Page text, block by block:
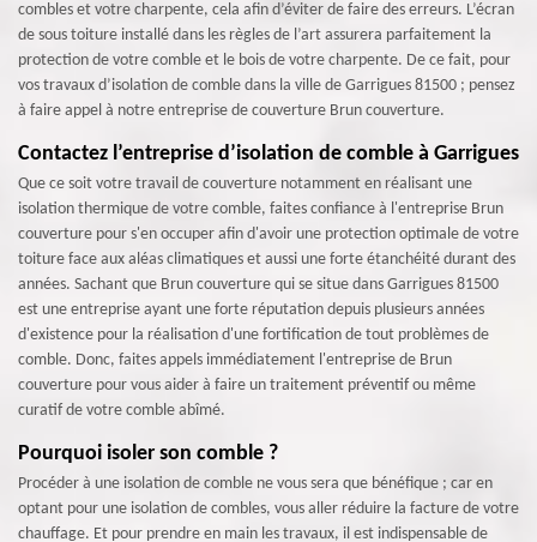
combles et votre charpente, cela afin d’éviter de faire des erreurs. L’écran
de sous toiture installé dans les règles de l’art assurera parfaitement la
protection de votre comble et le bois de votre charpente. De ce fait, pour
vos travaux d’isolation de comble dans la ville de Garrigues 81500 ; pensez
à faire appel à notre entreprise de couverture Brun couverture.
Contactez l’entreprise d’isolation de comble à Garrigues
Que ce soit votre travail de couverture notamment en réalisant une
isolation thermique de votre comble, faites confiance à l'entreprise Brun
couverture pour s'en occuper afin d'avoir une protection optimale de votre
toiture face aux aléas climatiques et aussi une forte étanchéité durant des
années. Sachant que Brun couverture qui se situe dans Garrigues 81500
est une entreprise ayant une forte réputation depuis plusieurs années
d'existence pour la réalisation d'une fortification de tout problèmes de
comble. Donc, faites appels immédiatement l'entreprise de Brun
couverture pour vous aider à faire un traitement préventif ou même
curatif de votre comble abîmé.
Pourquoi isoler son comble ?
Procéder à une isolation de comble ne vous sera que bénéfique ; car en
optant pour une isolation de combles, vous aller réduire la facture de votre
chauffage. Et pour prendre en main les travaux, il est indispensable de